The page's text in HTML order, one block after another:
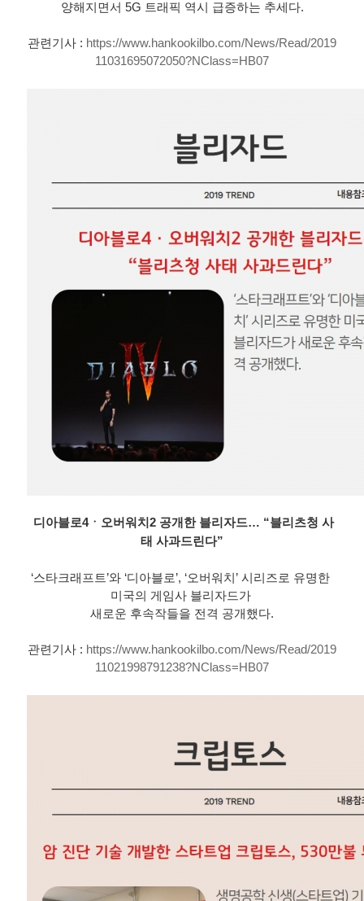
양해지면서 5G 트래픽 역시 급증하는 추세다.
관련기사 : https://www.hankookilbo.com/News/Read/2019
11031695072050?NClass=HB07
디아블로4ㆍ오버워치2 공개한 블리자드… “블리츠청 사
태 사과드린다”
‘스타크래프트’와 ‘디아블로’, ‘오버워치’ 시리즈로 유명한
미국의 게임사 블리자드가
새로운 후속작들을 전격 공개했다.
관련기사 : https://www.hankookilbo.com/News/Read/2019
11021998791238?NClass=HB07